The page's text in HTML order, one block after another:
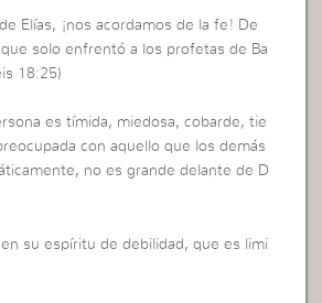
Elías, ¡nos acordamos de la fe! De
solo enfrentó a los profetas de Ba
18:25)
es tímida, miedosa, cobarde, tie
con aquello que los demás
no es grande delante de D
en su espíritu de debilidad, que es limi